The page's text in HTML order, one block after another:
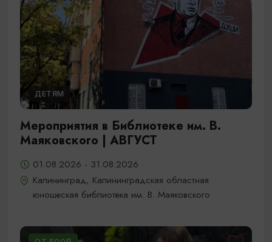
ДЕТЯМ
Мероприятия в Библиотеке им. В.
Маяковского | АВГУСТ
01.08.2026 - 31.08.2026
Калининград, Калининградская областная
юношеская библиотека им. В. Маяковского